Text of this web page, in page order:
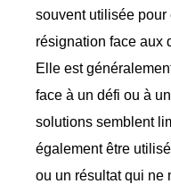
souvent utilisée
résignation face aux
Elle est
face à un défi ou à
solutions semblent
également être
ou un résultat qui ne